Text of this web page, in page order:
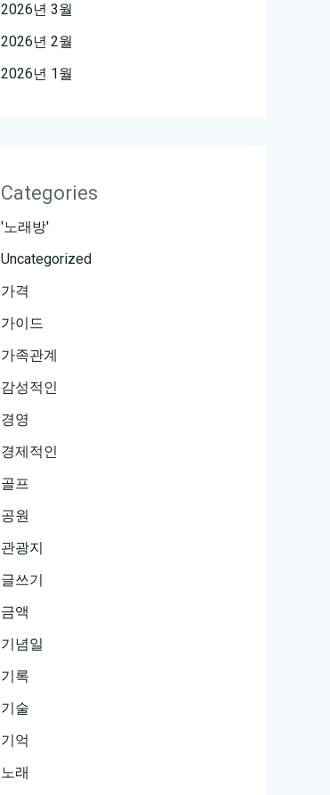
2026년 3월
2026년 2월
2026년 1월
Categories
'노래방'
Uncategorized
가격
가이드
가족관계
감성적인
경영
경제적인
골프
공원
관광지
글쓰기
금액
기념일
기록
기술
기억
노래